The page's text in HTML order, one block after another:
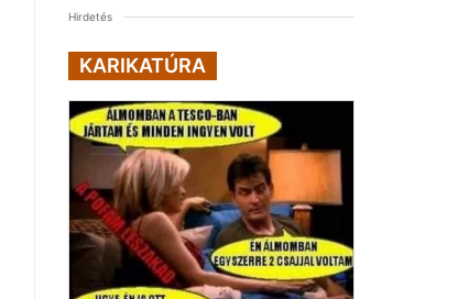
Hirdetés
KARIKATÚRA